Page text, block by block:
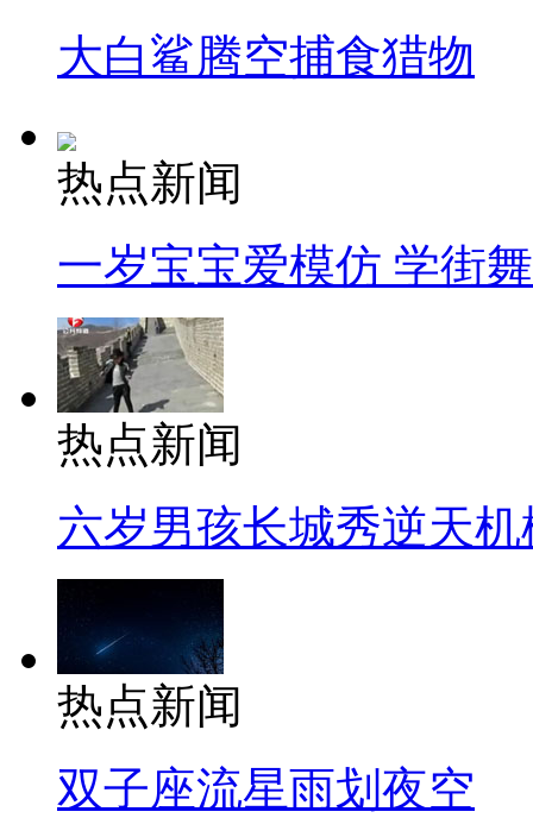
大白鲨腾空捕食猎物
热点新闻
一岁宝宝爱模仿 学街
热点新闻
六岁男孩长城秀逆天机
热点新闻
双子座流星雨划夜空